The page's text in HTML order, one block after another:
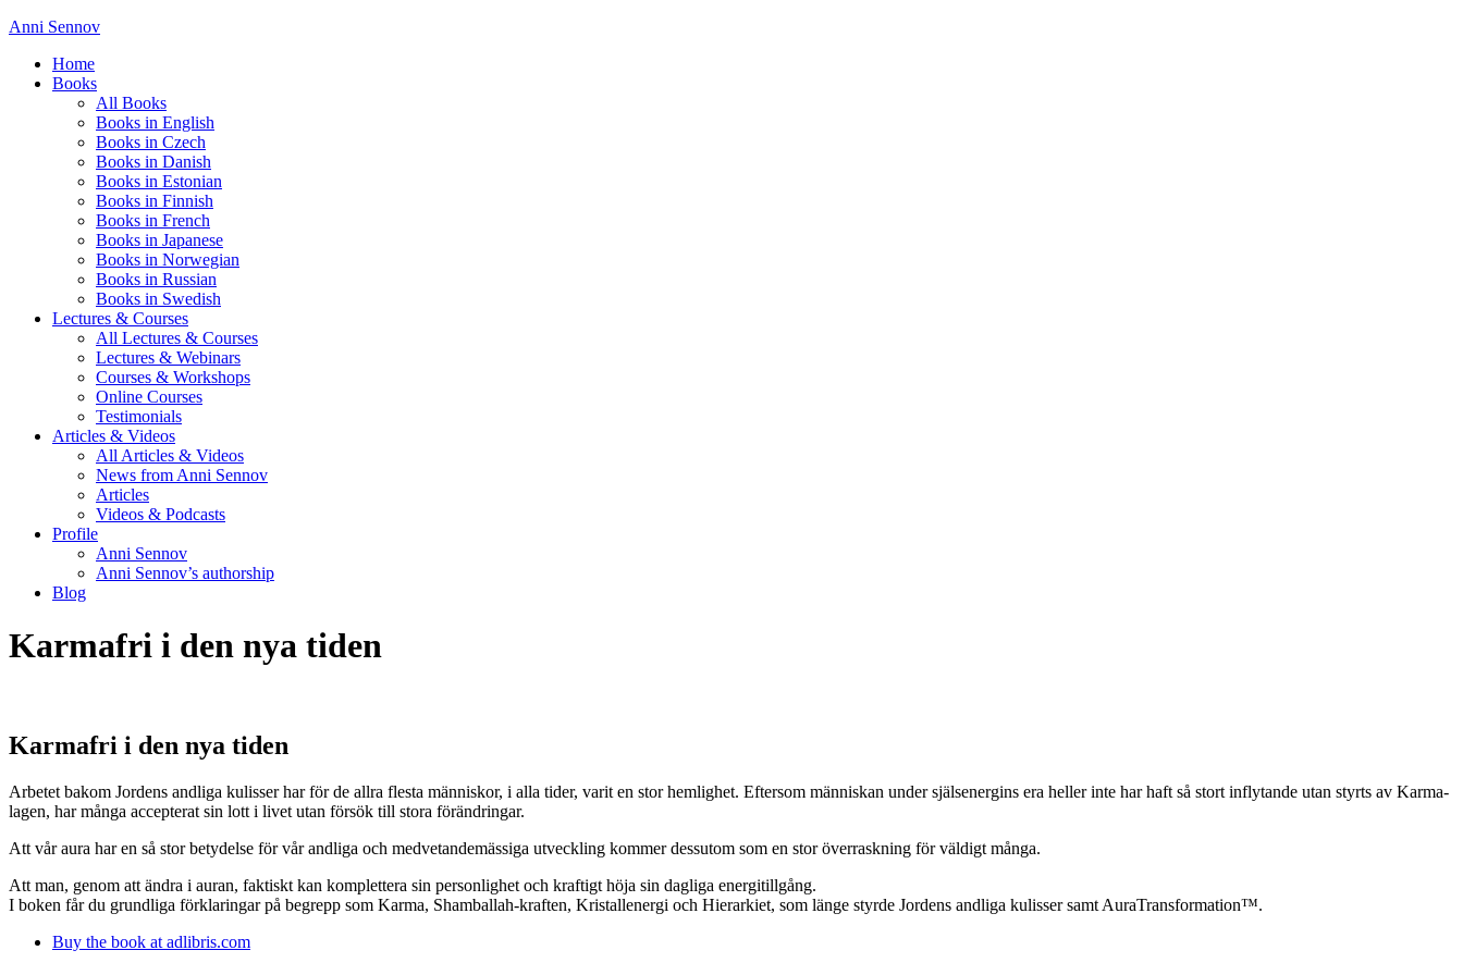
Anni Sennov
Home
Books
All Books
Books in English
Books in Czech
Books in Danish
Books in Estonian
Books in Finnish
Books in French
Books in Japanese
Books in Norwegian
Books in Russian
Books in Swedish
Lectures & Courses
All Lectures & Courses
Lectures & Webinars
Courses & Workshops
Online Courses
Testimonials
Articles & Videos
All Articles & Videos
News from Anni Sennov
Articles
Videos & Podcasts
Profile
Anni Sennov
Anni Sennov’s authorship
Blog
Karmafri i den nya tiden
Karmafri i den nya tiden
Arbetet bakom Jordens andliga kulisser har för de allra flesta människor, i alla tider, varit en stor hemlighet. Eftersom människan under själsenergins era heller inte har haft så stort inflytande utan styrts av Karma-
lagen, har många accepterat sin lott i livet utan försök till stora förändringar.
Att vår aura har en så stor betydelse för vår andliga och medvetandemässiga utveckling kommer dessutom som en stor överraskning för väldigt många.
Att man, genom att ändra i auran, faktiskt kan komplettera sin personlighet och kraftigt höja sin dagliga energitillgång.
I boken får du grundliga förklaringar på begrepp som Karma, Shamballah-kraften, Kristallenergi och Hierarkiet, som länge styrde Jordens andliga kulisser samt AuraTransformation™.
Buy the book at adlibris.com